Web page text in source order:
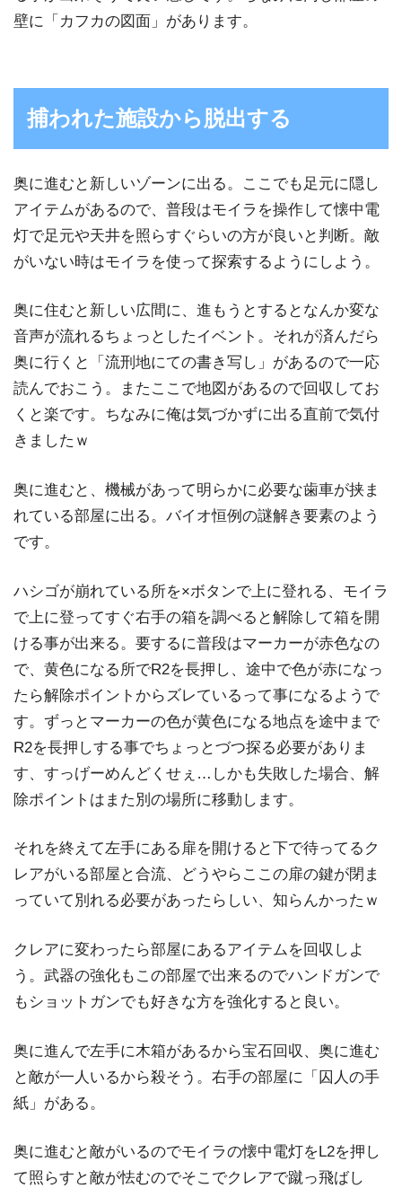
壁に「カフカの図面」があります。
捕われた施設から脱出する
奥に進むと新しいゾーンに出る。ここでも足元に隠し
アイテムがあるので、普段はモイラを操作して懐中電
灯で足元や天井を照らすぐらいの方が良いと判断。敵
がいない時はモイラを使って探索するようにしよう。
奥に住むと新しい広間に、進もうとするとなんか変な
音声が流れるちょっとしたイベント。それが済んだら
奥に行くと「流刑地にての書き写し」があるので一応
読んでおこう。またここで地図があるので回収してお
くと楽です。ちなみに俺は気づかずに出る直前で気付
きましたｗ
奥に進むと、機械があって明らかに必要な歯車が挟ま
れている部屋に出る。バイオ恒例の謎解き要素のよう
です。
ハシゴが崩れている所を×ボタンで上に登れる、モイラ
で上に登ってすぐ右手の箱を調べると解除して箱を開
ける事が出来る。要するに普段はマーカーが赤色なの
で、黄色になる所でR2を長押し、途中で色が赤になっ
たら解除ポイントからズレているって事になるようで
す。ずっとマーカーの色が黄色になる地点を途中まで
R2を長押しする事でちょっとづつ探る必要がありま
す、すっげーめんどくせぇ…しかも失敗した場合、解
除ポイントはまた別の場所に移動します。
それを終えて左手にある扉を開けると下で待ってるク
レアがいる部屋と合流、どうやらここの扉の鍵が閉ま
っていて別れる必要があったらしい、知らんかったｗ
クレアに変わったら部屋にあるアイテムを回収しよ
う。武器の強化もこの部屋で出来るのでハンドガンで
もショットガンでも好きな方を強化すると良い。
奥に進んで左手に木箱があるから宝石回収、奥に進む
と敵が一人いるから殺そう。右手の部屋に「囚人の手
紙」がある。
奥に進むと敵がいるのでモイラの懐中電灯をL2を押し
て照らすと敵が怯むのでそこでクレアで蹴っ飛ばし